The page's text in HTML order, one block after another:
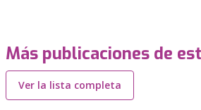
Más publicaciones de
Ver la lista completa